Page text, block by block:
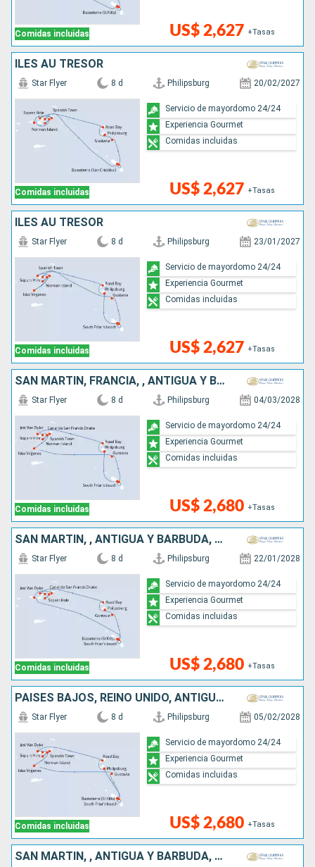
Comidas incluidas US$ 2,627 +Tasas
ÎLES AU TRÉSOR
Comidas incluidas
Star Flyer 8 d Philipsburg 20/02/2027
US$ 2,627 +Tasas
Servicio de mayordomo 24/24
Experiencia Gourmet
Comidas incluidas
ÎLES AU TRÉSOR
Comidas incluidas
Star Flyer 8 d Philipsburg 23/01/2027
US$ 2,627 +Tasas
Servicio de mayordomo 24/24
Experiencia Gourmet
Comidas incluidas
SAN MARTÍN, FRANCIA, , ANTIGUA Y BARBUDA
Comidas incluidas
Star Flyer 8 d Philipsburg 04/03/2028
US$ 2,680 +Tasas
Servicio de mayordomo 24/24
Experiencia Gourmet
Comidas incluidas
SAN MARTÍN, , ANTIGUA Y BARBUDA, FRANCIA
Comidas incluidas
Star Flyer 8 d Philipsburg 22/01/2028
US$ 2,680 +Tasas
Servicio de mayordomo 24/24
Experiencia Gourmet
Comidas incluidas
PAISES BAJOS, REINO UNIDO, ANTIGUA Y BARBUDA
Comidas incluidas
Star Flyer 8 d Philipsburg 05/02/2028
US$ 2,680 +Tasas
Servicio de mayordomo 24/24
Experiencia Gourmet
Comidas incluidas
SAN MARTÍN, , ANTIGUA Y BARBUDA, FRANCIA